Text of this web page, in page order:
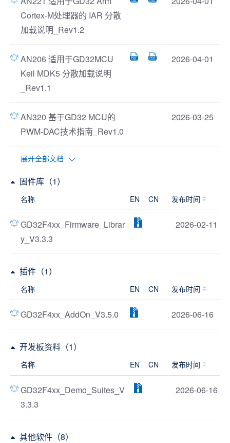
Cortex-M处理器的 IAR 分散
加载说明_Rev1.2
AN206 适用于GD32MCU
Keil MDK5 分散加载说明
_Rev1.1
2026-04-01
AN320 基于GD32 MCU的
PWM-DAC技术指南_Rev1.0
2026-03-25
展开全部文档
固件库（1）
名称 EN CN 发布时间
GD32F4xx_Firmware_Librar
y_V3.3.3
2026-02-11
插件（1）
名称 EN CN 发布时间
GD32F4xx_AddOn_V3.5.0 2026-06-16
开发板资料（1）
名称 EN CN 发布时间
GD32F4xx_Demo_Suites_V
3.3.3
2026-06-16
其他软件（8）